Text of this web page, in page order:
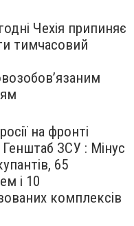
Чехія припиняє
тимчасовий
на фронті
ЗСУ : Мінус
65
і 10
комплексів